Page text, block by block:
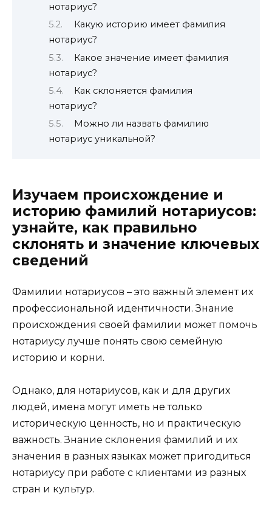
нотариус?
Какую историю имеет фамилия
нотариус?
Какое значение имеет фамилия
нотариус?
Как склоняется фамилия
нотариус?
Можно ли назвать фамилию
нотариус уникальной?
Изучаем происхождение и
историю фамилий нотариусов:
узнайте, как правильно
склонять и значение ключевых
сведений
Фамилии нотариусов – это важный элемент их
профессиональной идентичности. Знание
происхождения своей фамилии может помочь
нотариусу лучше понять свою семейную
историю и корни.
Однако, для нотариусов, как и для других
людей, имена могут иметь не только
историческую ценность, но и практическую
важность. Знание склонения фамилий и их
значения в разных языках может пригодиться
нотариусу при работе с клиентами из разных
стран и культур.